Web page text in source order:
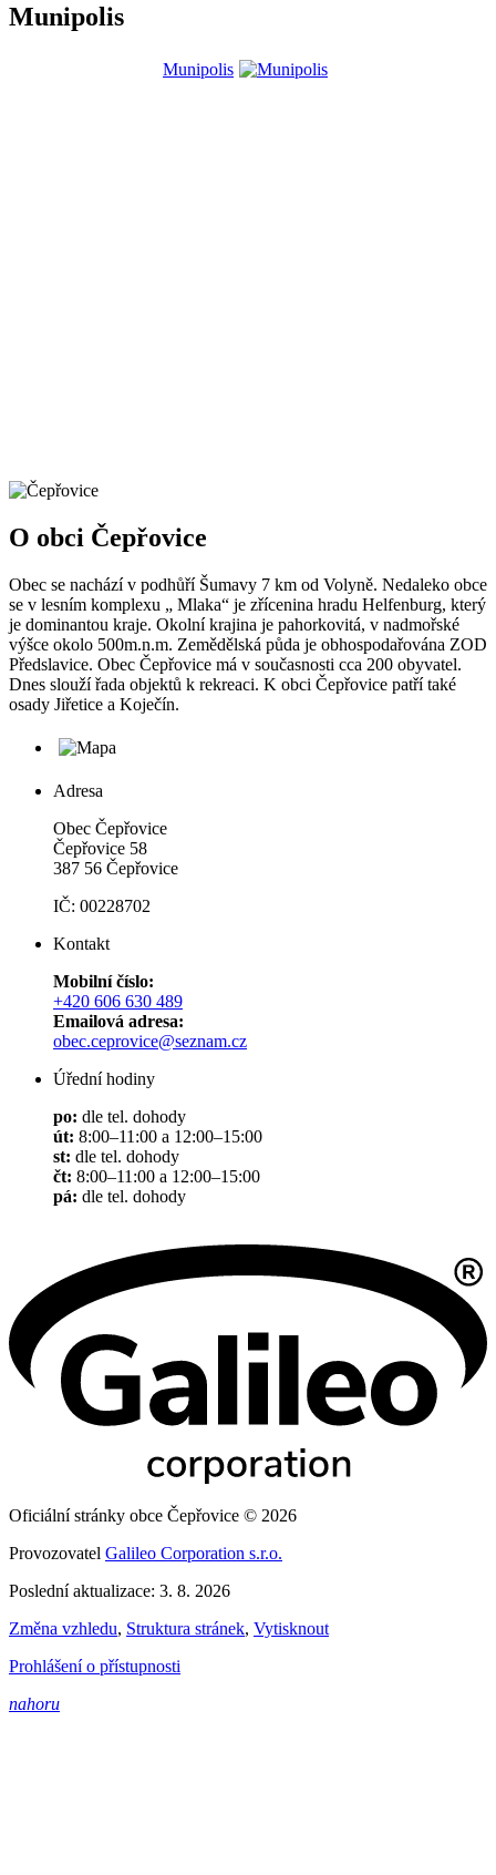
Munipolis
Munipolis
O obci Čepřovice
Obec se nachází v podhůří Šumavy 7 km od Volyně. Nedaleko obce
se v lesním komplexu „ Mlaka“ je zřícenina hradu Helfenburg, který
je dominantou kraje. Okolní krajina je pahorkovitá, v nadmořské
výšce okolo 500m.n.m. Zemědělská půda je obhospodařována ZOD
Předslavice. Obec Čepřovice má v současnosti cca 200 obyvatel.
Dnes slouží řada objektů k rekreaci. K obci Čepřovice patří také
osady Jiřetice a Koječín.
Adresa
Obec Čepřovice
Čepřovice 58
387 56 Čepřovice
IČ: 00228702
Kontakt
Mobilní číslo:
+420 606 630 489
Emailová adresa:
obec.ceprovice@seznam.cz
Úřední hodiny
po: dle tel. dohody
út: 8:00–11:00 a 12:00–15:00
st: dle tel. dohody
čt: 8:00–11:00 a 12:00–15:00
pá: dle tel. dohody
Oficiální stránky obce Čepřovice © 2026
Provozovatel Galileo Corporation s.r.o.
Poslední aktualizace: 3. 8. 2026
Změna vzhledu, Struktura stránek, Vytisknout
Prohlášení o přístupnosti
nahoru